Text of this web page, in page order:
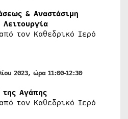
& Αναστάσιμη
τον Καθεδρικό Ιερό
2023, ώρα 11:00-12:30
της Αγάπης
τον Καθεδρικό Ιερό